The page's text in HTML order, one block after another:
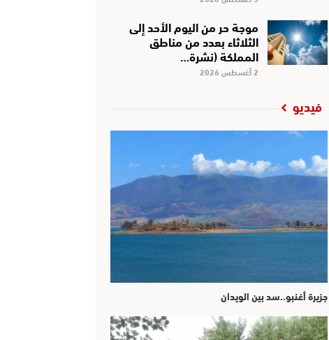
موجة حر من اليوم الأحد إلى
الثلاثاء بعدد من مناطق
المملكة (نشرة…
2 أغسطس 2026
فيديو
جزيرة أغنبو..سد بين الويدان